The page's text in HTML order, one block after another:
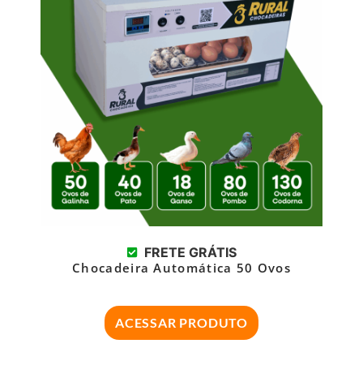
FRETE GRÁTIS
Chocadeira Automática 50 Ovos
ACESSAR PRODUTO